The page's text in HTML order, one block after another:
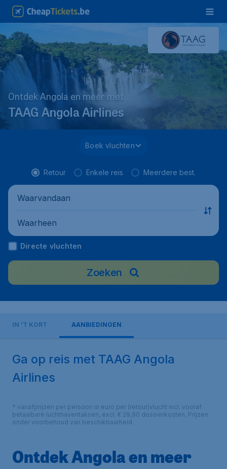
Ontdek Angola en meer met
TAAG Angola Airlines
Boek vluchten
Retour Enkele reis Meerdere best.
Waarvandaan
Waarheen
Directe vluchten
Zoeken
IN 'T KORT AANBIEDINGEN
Ga op reis met TAAG Angola
Airlines
* vanafprijzen per persoon in euro per (retour)vlucht incl. vooraf
betaalbare luchthaventaksen, excl. € 29,90 dossierkosten. Prijzen
onder voorbehoud van beschikbaarheid.
Ontdek Angola en meer